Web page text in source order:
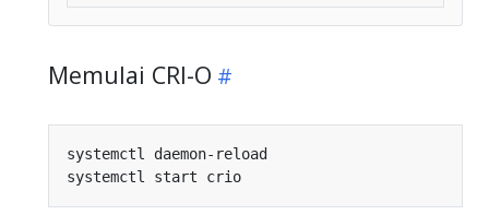
Memulai CRI-O